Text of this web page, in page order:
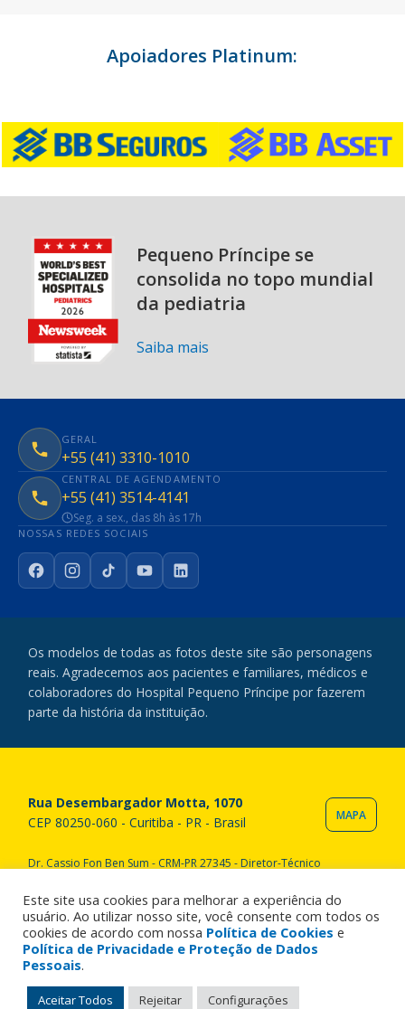
Apoiadores Platinum:
Pequeno Príncipe se
consolida no topo mundial
da pediatria
Saiba mais
GERAL
+55 (41) 3310-1010
CENTRAL DE AGENDAMENTO
+55 (41) 3514-4141
Seg. a sex., das 8h às 17h
NOSSAS REDES SOCIAIS
FacebookInstagram
TikTokYouTubeLinkedIn
Os modelos de todas as fotos deste site são personagens
reais. Agradecemos aos pacientes e familiares, médicos e
colaboradores do Hospital Pequeno Príncipe por fazerem
parte da história da instituição.
Rua Desembargador Motta, 1070
CEP 80250-060 - Curitiba - PR - Brasil
MAPA
Dr. Cassio Fon Ben Sum - CRM-PR 27345 - Diretor-Técnico
reservados. All rights reserved.
Este site usa cookies para melhorar a experiência do
usuário. Ao utilizar nosso site, você consente com todos os
cookies de acordo com nossa Política de Cookies e
Política de Privacidade e Proteção de Dados
Pessoais.
Aceitar Todos Rejeitar Configurações